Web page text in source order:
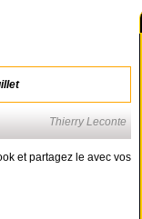
Thierry Leconte
et partagez le avec vos